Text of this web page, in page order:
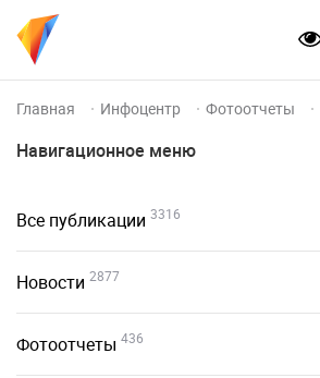
Главная Инфоцентр Фотоотчеты
Навигационное меню
Все публикации 3316
Новости 2877
Фотоотчеты 436